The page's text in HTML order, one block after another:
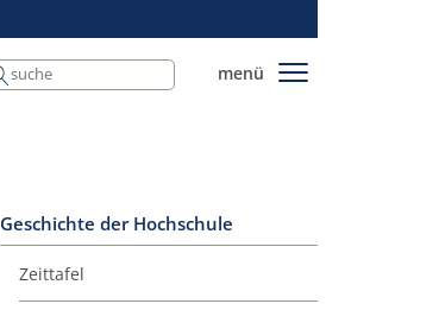
menü
Geschichte der Hochschule
Zeittafel